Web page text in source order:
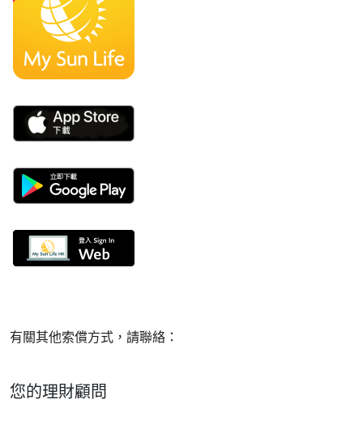
有關其他索償方式，請聯絡：
您的理財顧問